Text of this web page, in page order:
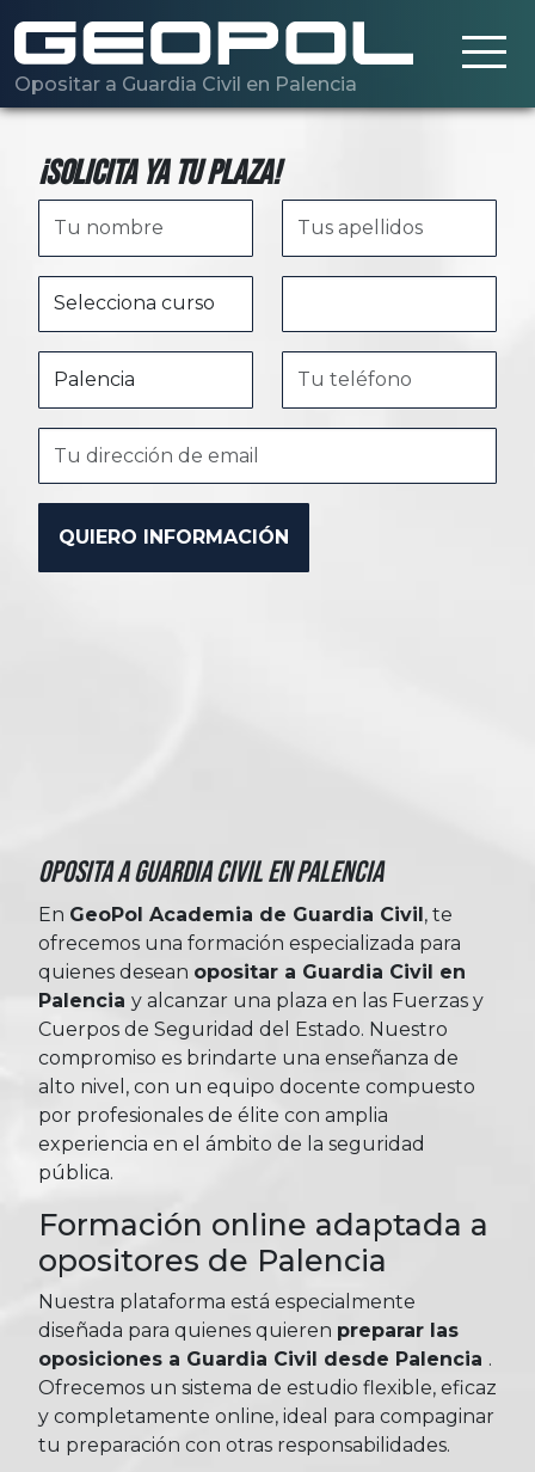
Opositar a Guardia Civil en Palencia
¡Solicita ya tu plaza!
Oposita a Guardia Civil en Palencia
En GeoPol Academia de Guardia Civil , te
ofrecemos una formación especializada para
quienes desean opositar a Guardia Civil en
Palencia y alcanzar una plaza en las Fuerzas y
Cuerpos de Seguridad del Estado. Nuestro
compromiso es brindarte una enseñanza de
alto nivel, con un equipo docente compuesto
por profesionales de élite con amplia
experiencia en el ámbito de la seguridad
pública.
Formación online adaptada a
opositores de Palencia
Nuestra plataforma está especialmente
diseñada para quienes quieren preparar las
oposiciones a Guardia Civil desde Palencia .
Ofrecemos un sistema de estudio flexible, eficaz
y completamente online, ideal para compaginar
tu preparación con otras responsabilidades.